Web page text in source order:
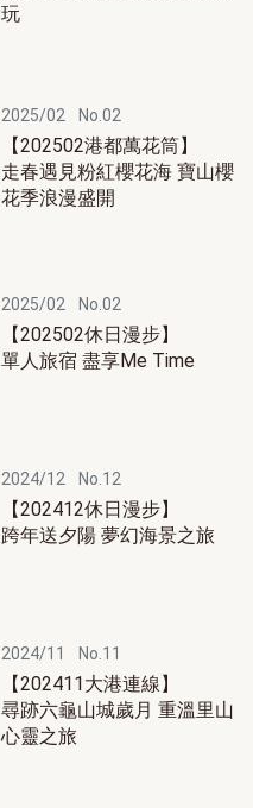
玩
2025/02 No.02
【202502港都萬花筒】
走春遇見粉紅櫻花海 寶山櫻
花季浪漫盛開
2025/02 No.02
【202502休日漫步】
單人旅宿 盡享Me Time
2024/12 No.12
【202412休日漫步】
跨年送夕陽 夢幻海景之旅
2024/11 No.11
【202411大港連線】
尋跡六龜山城歲月 重溫里山
心靈之旅